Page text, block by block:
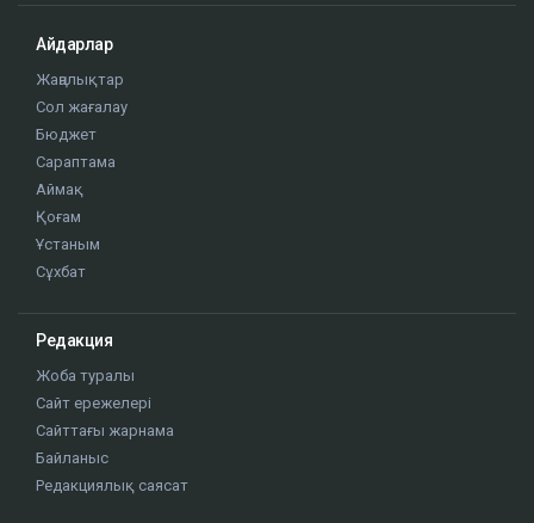
Айдарлар
Жаңалықтар
Сол жағалау
Бюджет
Сараптама
Аймақ
Қоғам
Ұстаным
Сұхбат
Редакция
Жоба туралы
Сайт ережелері
Сайттағы жарнама
Байланыс
Редакциялық саясат